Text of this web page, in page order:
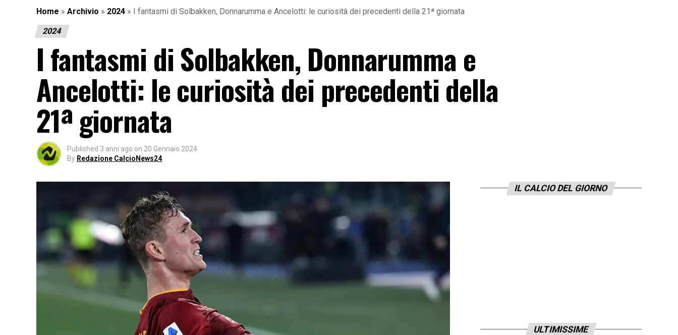
Home » Archivio » 2024 » I fantasmi di Solbakken, Donnarumma e Ancelotti: le curiosità dei precedenti della 21ª giornata
2024
I fantasmi di Solbakken, Donnarumma e
Ancelotti: le curiosità dei precedenti della
21ª giornata
Published 3 anni ago on 20 Gennaio 2024
By Redazione CalcioNews24
IL CALCIO DEL GIORNO
ULTIMISSIME